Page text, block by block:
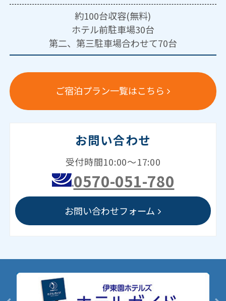
約100台収容(無料)
ホテル前駐車場30台
第二、第三駐車場合わせて70台
ご宿泊プラン一覧はこちら
お問い合わせ
受付時間10:00～17:00
0570-051-780
お問い合わせフォーム